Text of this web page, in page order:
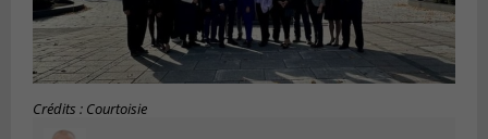
Crédits : Courtoisie